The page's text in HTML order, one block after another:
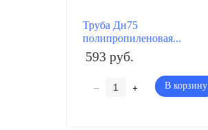
Труба Дн75
полипропиленовая...
593 руб.
– + В корзину